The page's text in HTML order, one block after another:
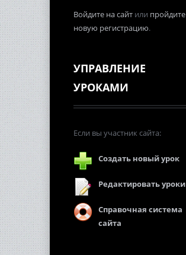
Войдите на сайт или пройдите
новую регистрацию.
УПРАВЛЕНИЕ
УРОКАМИ
Если вы участник сайта:
Создать новый урок
Редактировать уроки
Справочная система
сайта